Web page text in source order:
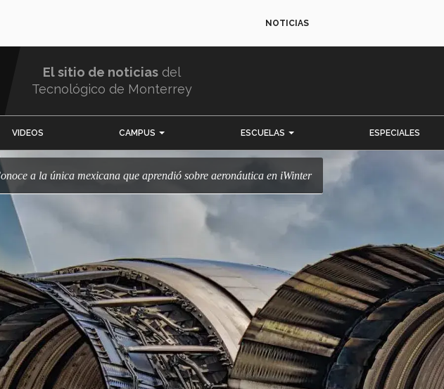
NOTICIAS
El sitio de noticias del
Tecnológico de Monterrey
VIDEOS CAMPUS ESCUELAS ESPECIALES
Conoce a la única mexicana que aprendió sobre aeronáutica en iWinter